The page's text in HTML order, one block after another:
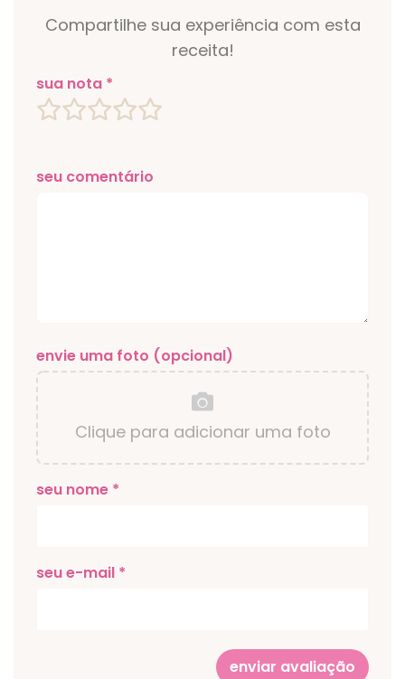
Compartilhe sua experiência com esta
receita!
sua nota *
seu comentário
envie uma foto (opcional)
Clique para adicionar uma foto
seu nome *
seu e-mail *
enviar avaliação